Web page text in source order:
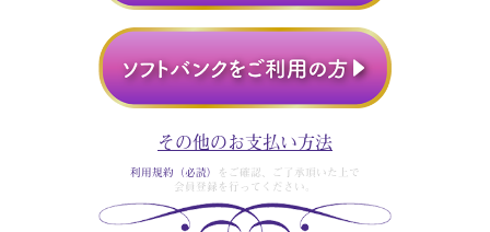
その他のお支払い方法
利用規約（必読）
をご確認、ご了承頂いた上で
会員登録を行ってください。